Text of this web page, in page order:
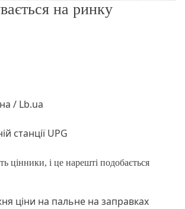
на ринку
/ Lb.ua
станції UPG
цінники, і це нарешті подобається
ціни на пальне на заправках